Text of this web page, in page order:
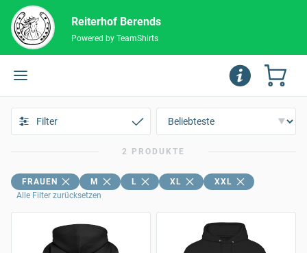
Reiterhof Berends
Powered by TeamShirts
Filter
2 PRODUKTE
FRAUEN M L XL
XXL
Alle Filter zurücksetzen